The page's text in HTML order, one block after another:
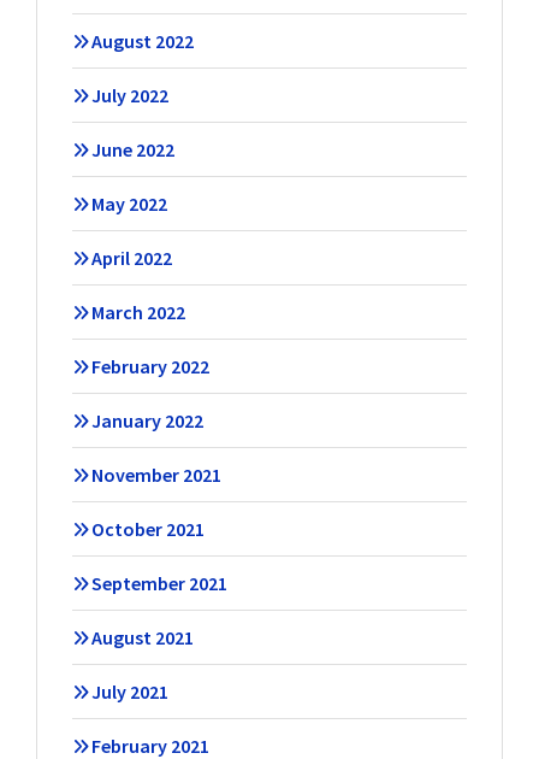
August 2022
July 2022
June 2022
May 2022
April 2022
March 2022
February 2022
January 2022
November 2021
October 2021
September 2021
August 2021
July 2021
February 2021